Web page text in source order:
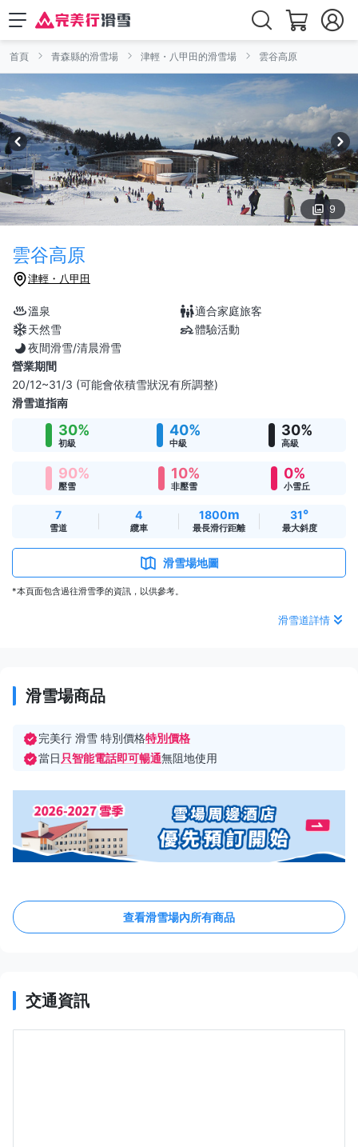
首頁 青森縣的滑雪場 津輕・八甲田的滑雪場 雲谷高原
9
雲谷高原
津輕・八甲田
溫泉
適合家庭旅客
天然雪
體驗活動
夜間滑雪/清晨滑雪
營業期間
20/12~31/3 (可能會依積雪狀況有所調整)
滑雪道指南
30%
初級
40%
中級
30%
高級
90%
壓雪
10%
非壓雪
0%
小雪丘
7
雪道
4
纜車
1800m
最長滑行距離
31°
最大斜度
滑雪場地圖
*本頁面包含過往滑雪季的資訊，以供參考。
滑雪道詳情
滑雪場商品
完美行 滑雪 特別價格特別價格
當日 只智能電話即可暢通無阻地使用
查看滑雪場內所有商品
交通資訊